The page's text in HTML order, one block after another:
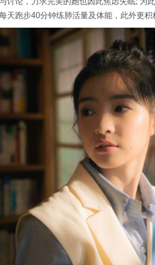
天跑步40分钟练肺活量及体能，此外更